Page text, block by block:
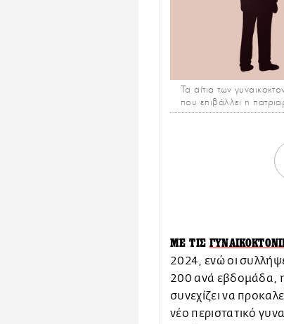
Τα αίτια των
που επιβάλλει η
ΜΕ ΤΙΣ
2024, ενώ οι
200 ανά εβδομάδα,
συνεχίζει να
νέο περιστατικό